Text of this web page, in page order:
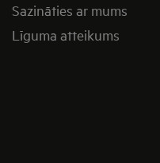
Sazināties ar mums
Līguma atteikums